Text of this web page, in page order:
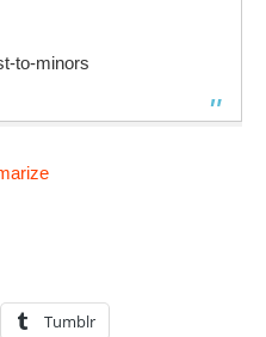
to-minors
Tumblr